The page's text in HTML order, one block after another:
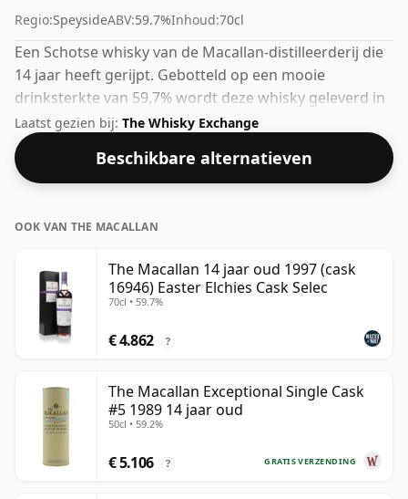
Regio:SpeysideABV:59.7%Inhoud:70cl
Een Schotse whisky van de Macallan-distilleerderij die
14 jaar heeft gerijpt. Gebotteld op een mooie
drinksterkte van 59,7% wordt deze whisky geleverd in
een fles van 70cl.
Laatst gezien bij: The Whisky Exchange
Beschikbare alternatieven
OOK VAN THE MACALLAN
The Macallan 14 jaar oud 1997 (cask
16946) Easter Elchies Cask Selec
70cl • 59.7%
€ 4.862 ?
The Macallan Exceptional Single Cask
#5 1989 14 jaar oud
50cl • 59.2%
GRATIS VERZENDING
€ 5.106 ?